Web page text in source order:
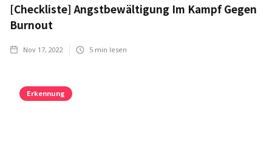
[Checkliste] Angstbewältigung Im Kampf Gegen
Burnout
Nov 17, 2022 5 min lesen
Erkennung